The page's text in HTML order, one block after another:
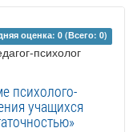
оценка: 0 (Всего: 0)
психолог
психолого-
учащихся